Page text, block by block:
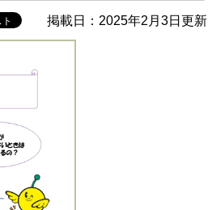
掲載日：2025年2月3日更新